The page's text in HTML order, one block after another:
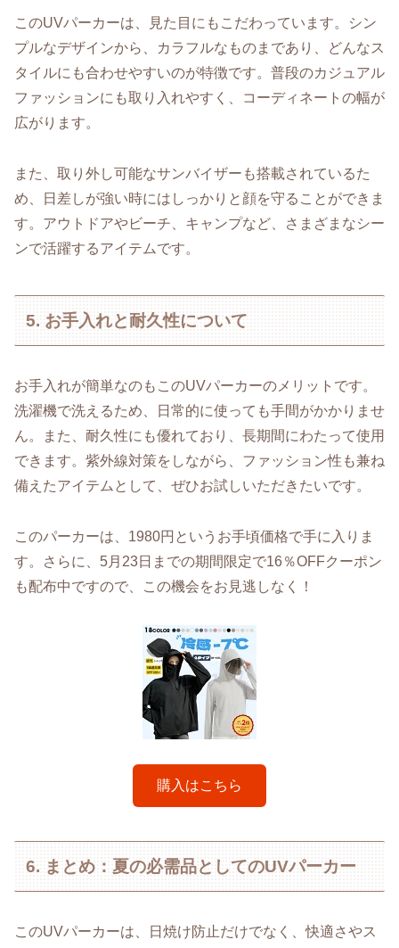
このUVパーカーは、見た目にもこだわっています。シン
プルなデザインから、カラフルなものまであり、どんなス
タイルにも合わせやすいのが特徴です。普段のカジュアル
ファッションにも取り入れやすく、コーディネートの幅が
広がります。
また、取り外し可能なサンバイザーも搭載されているた
め、日差しが強い時にはしっかりと顔を守ることができま
す。アウトドアやビーチ、キャンプなど、さまざまなシー
ンで活躍するアイテムです。
5. お手入れと耐久性について
お手入れが簡単なのもこのUVパーカーのメリットです。
洗濯機で洗えるため、日常的に使っても手間がかかりませ
ん。また、耐久性にも優れており、長期間にわたって使用
できます。紫外線対策をしながら、ファッション性も兼ね
備えたアイテムとして、ぜひお試しいただきたいです。
このパーカーは、1980円というお手頃価格で手に入りま
す。さらに、5月23日までの期間限定で16％OFFクーポン
も配布中ですので、この機会をお見逃しなく！
購入はこちら
6. まとめ：夏の必需品としてのUVパーカー
このUVパーカーは、日焼け防止だけでなく、快適さやス